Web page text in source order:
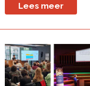
Lees meer